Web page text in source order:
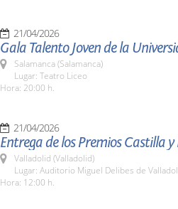
21/04/2026
Gala Talento Joven de la
Salamanca (Salamanca)
Lugar: Teatro Liceo
Hora: 20:00 h.
21/04/2026
Entrega de los Premios Castilla y
Valladolid (Valladolid)
Lugar: Auditorio Miguel Delibes de
Hora: 12:00 h.